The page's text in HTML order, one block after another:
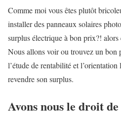
Comme moi vous êtes plutôt
installer des panneaux solaires
surplus électrique à bon prix?!
Nous allons voir ou trouvez un bon
l’étude de rentabilité et
revendre son surplus.
Avons nous le droit